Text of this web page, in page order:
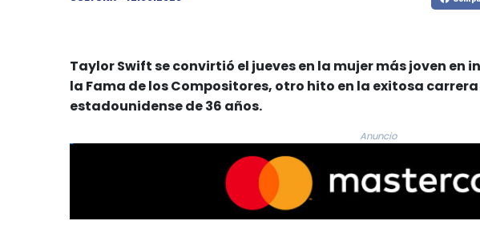
Taylor Swift se convirtió el jueves en la mujer más joven en
la Fama de los Compositores, otro hito en la exitosa
estadounidense de 36 años.
Anuncio